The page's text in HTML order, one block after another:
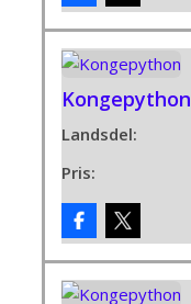
Kongepython
Landsdel:
Pris: